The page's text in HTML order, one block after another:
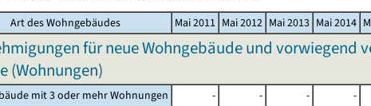
Art des Wohngebäudes Mai 2011 Mai 2012 Mai 2013 Mai 2014
für neue Wohngebäude und vorwiegend
(Wohnungen)
mit 3 oder mehr Wohnungen - - - -